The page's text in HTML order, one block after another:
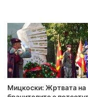
Мицкоски: Жртвата на